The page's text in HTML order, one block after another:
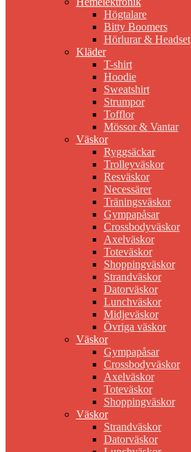
Högtalare
Bitty Boomers
Hörlurar & Headset
Kläder
T-shirt
Hoodie
Sweatshirt
Strumpor
Tofflor
Mössor & Vantar
Väskor
Ryggsäckar
Trolleyväskor
Resväskor
Necessärer
Träningsväskor
Gympapåsar
Crossbodyväskor
Axelväskor
Toteväskor
Shoppingväskor
Strandväskor
Datorväskor
Lunchväskor
Midjeväskor
Övriga väskor
Väskor
Gympapåsar
Crossbodyväskor
Axelväskor
Toteväskor
Shoppingväskor
Väskor
Strandväskor
Datorväskor